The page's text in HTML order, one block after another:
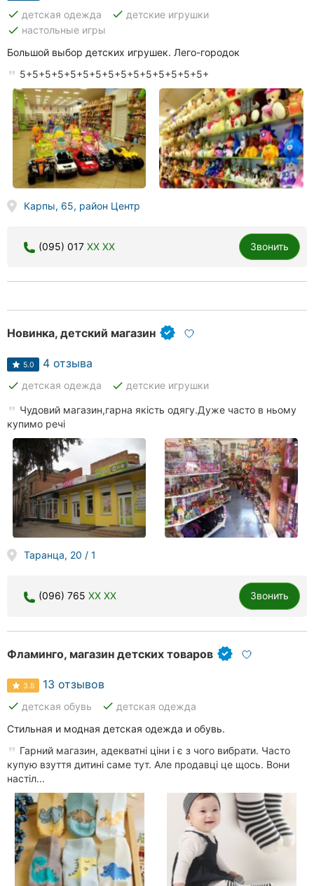
done детская одежда done детские игрушки
done настольные игры
Большой выбор детских игрушек. Лего-городок
5+5+5+5+5+5+5+5+5+5+5+5+5+5+5+
Карпы, 65, район Центр
(095) 017 XX XX Звонить
Новинка, детский магазин
5.0 4 отзыва
done детская одежда done детские игрушки
Чудовий магазин,гарна якість одягу.Дуже часто в ньому
купимо речі
Таранца, 20 / 1
(096) 765 XX XX Звонить
Фламинго, магазин детских товаров
3.8 13 отзывов
done детская обувь done детская одежда
Стильная и модная детская одежда и обувь.
Гарний магазин, адекватні ціни і є з чого вибрати. Часто
купую взуття дитині саме тут. Але продавці це щось. Вони
настіл...